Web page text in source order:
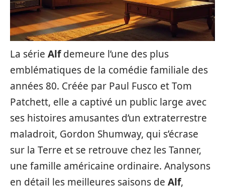
La série Alfdemeure l’une des plus
emblématiques de la comédie familiale des
années 80. Créée par Paul Fusco et Tom
Patchett, elle a captivé un public large avec
ses histoires amusantes d’un extraterrestre
maladroit, Gordon Shumway, qui s’écrase
sur la Terre et se retrouve chez les Tanner,
une famille américaine ordinaire. Analysons
en détail les meilleures saisons de Alf,